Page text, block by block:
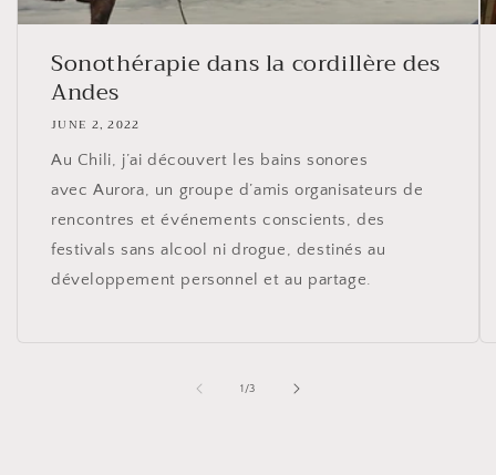
Sonothérapie dans la cordillère des
Andes
JUNE 2, 2022
Au Chili, j’ai découvert les bains sonores
avec Aurora, un groupe d’amis organisateurs de
rencontres et événements conscients, des
festivals sans alcool ni drogue, destinés au
développement personnel et au partage.
1 /of
3